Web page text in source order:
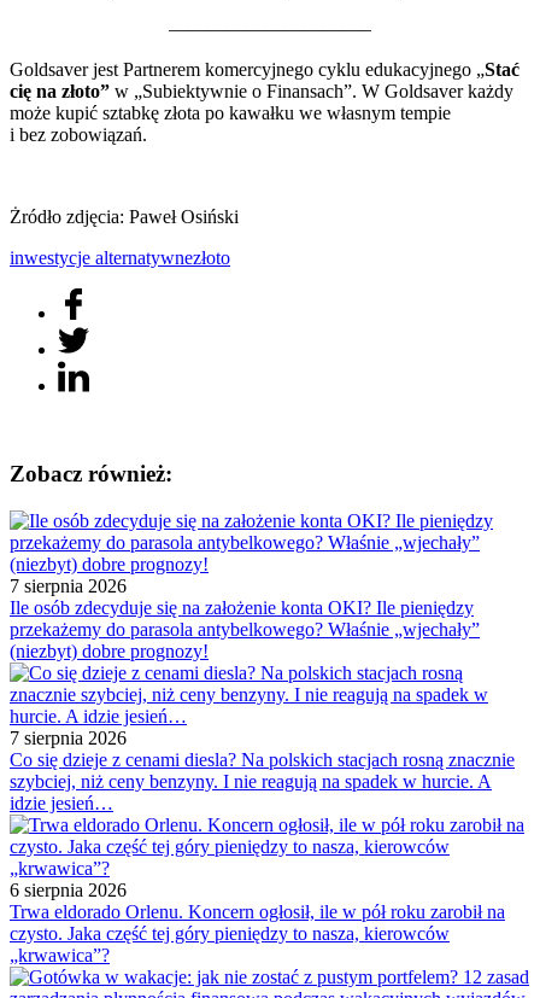
——————————–
Goldsaver jest Partnerem komercyjnego cyklu edukacyjnego „Stać
cię na złoto” w „Subiektywnie o Finansach”. W Goldsaver każdy
może kupić sztabkę złota po kawałku we własnym tempie
i bez zobowiązań.
Żródło zdjęcia: Paweł Osiński
inwestycje alternatywnezłoto
Zobacz również:
7 sierpnia 2026
Ile osób zdecyduje się na założenie konta OKI? Ile pieniędzy
przekażemy do parasola antybelkowego? Właśnie „wjechały”
(niezbyt) dobre prognozy!
7 sierpnia 2026
Co się dzieje z cenami diesla? Na polskich stacjach rosną znacznie
szybciej, niż ceny benzyny. I nie reagują na spadek w hurcie. A
idzie jesień…
6 sierpnia 2026
Trwa eldorado Orlenu. Koncern ogłosił, ile w pół roku zarobił na
czysto. Jaka część tej góry pieniędzy to nasza, kierowców
„krwawica”?